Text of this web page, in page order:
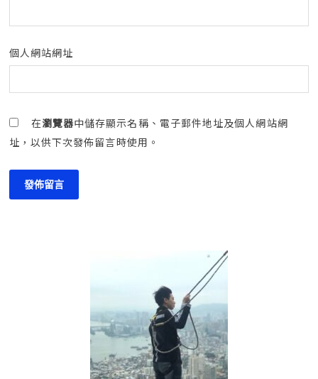
個人網站網址
在瀏覽器中儲存顯示名稱、電子郵件地址及個人網站網
址，以供下次發佈留言時使用。